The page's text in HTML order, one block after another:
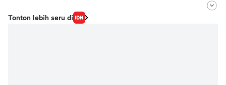
Editor
Tonton lebih seru di